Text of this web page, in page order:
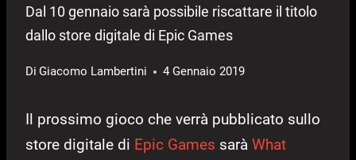
Dal 10 gennaio sarà possibile riscattare il titolo
dallo store digitale di Epic Games
Di Giacomo Lambertini 4 Gennaio 2019
Il prossimo gioco che verrà pubblicato sullo
store digitale di Epic Games sarà What